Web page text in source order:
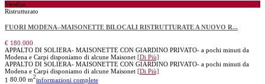
Vendita
Ristrutturato
FUORI MODENA–MAISONETTE BILOCALI RISTRUTTURATE A NUOVO R...
€ 180.000
APPALTO DI SOLIERA- MAISONETTE CON GIARDINO PRIVATO- a pochi minuti da
Modena e Carpi disponiamo di alcune Maisonet [Di Più]
APPALTO DI SOLIERA- MAISONETTE CON GIARDINO PRIVATO- a pochi minuti da
Modena e Carpi disponiamo di alcune Maisonet [Di Più]
1 80.00 m2informazioni complete